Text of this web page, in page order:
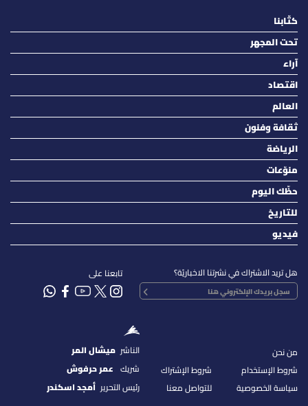
كتّابنا
تحت المجهر
آراء
اقتصاد
العالم
ثقافة وفنون
الرياضة
منوّعات
حظّك اليوم
للتاريخ
فيديو
هل تريد الاشتراك في نشرتنا الاخباريّة؟ تابعنا على
من نحن
شروط الإستخدام
سياسة الخصوصية
شروط الإشتراك
للتواصل معنا
الناشر ميشال المر
شريك عمر حرفوش
رئيس التحرير أمجد اسكندر